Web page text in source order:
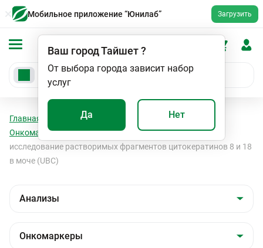
Мобильное приложение “Юнилаб” Загрузить
Ваш городТайшет?
От выбора города зависит набор
услуг
Да Нет
Главная Анализы
Онкомаркеры
Онкомаркеры
Антиген рака мочевого пузыря,
исследование растворимых фрагментов цитокератинов 8 и 18
в моче (UBC)